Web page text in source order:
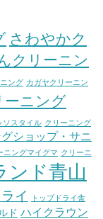
さわやかク
クリーニン
ング カガヤクリーニン
ーニング
ソスタイル クリーニング
ショップ・サニ
ニングマイグマ クリーニ
ンド青山
イ トップドライ舎
ド ハイクラウン